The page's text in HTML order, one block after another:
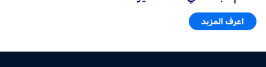
اعرف المزيد